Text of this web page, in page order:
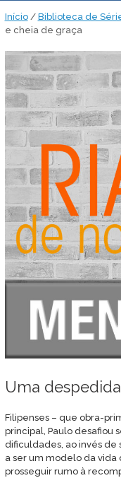
Início/ Biblioteca de
e cheia de graça
Uma
Filipenses – que obra-
principal, Paulo desafiou
dificuldades, ao invés de
a ser um modelo da vida
prosseguir rumo à